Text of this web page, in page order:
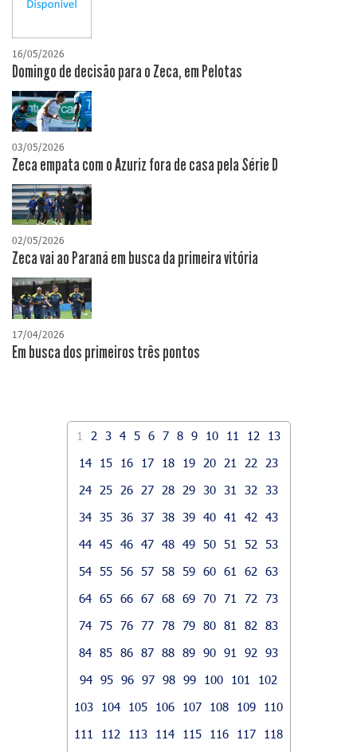
16/05/2026
Domingo de decisão para o Zeca, em Pelotas
03/05/2026
Zeca empata com o Azuriz fora de casa pela Série D
02/05/2026
Zeca vai ao Paraná em busca da primeira vitória
17/04/2026
​Em busca dos primeiros três pontos
1 2 3 4 5 6 7 8 9 10 11 12
13
14
15 16 17 18 19 20 21 22
23
24
25 26 27 28 29 30 31 32
33
34
35 36 37 38 39 40 41 42
43
44 45 46 47 48 49 50 51 52
53
54
55 56 57 58 59 60 61 62
63
64 65 66 67 68 69 70 71 72
73
74 75 76 77 78 79 80 81 82
83
84 85 86 87 88 89 90 91 92
93
94 95 96 97 98 99 100 101
102
103
104 105 106 107 108 109
110
111
112 113 114 115 116 117
118